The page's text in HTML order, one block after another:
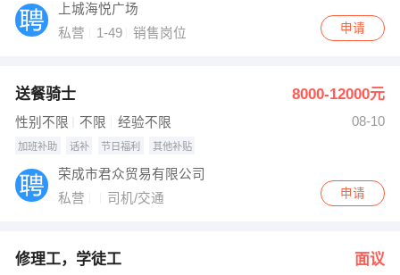
收银员
出纳 保险
编辑
保洁
其他职位
上城海悦广场
私营
1-49 销售岗位 申请
送餐骑士 8000-12000元
性别不限 不限 经验不限 08-10
加班补助 话补 节日福利 其他补贴
荣成市君众贸易有限公司
私营
司机/交通 申请
修理工，学徒工 面议